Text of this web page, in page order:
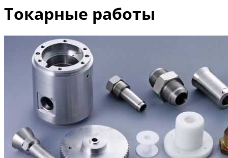
Токарные работы